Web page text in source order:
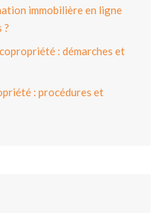
immobilière en ligne
?
: démarches et
: procédures et